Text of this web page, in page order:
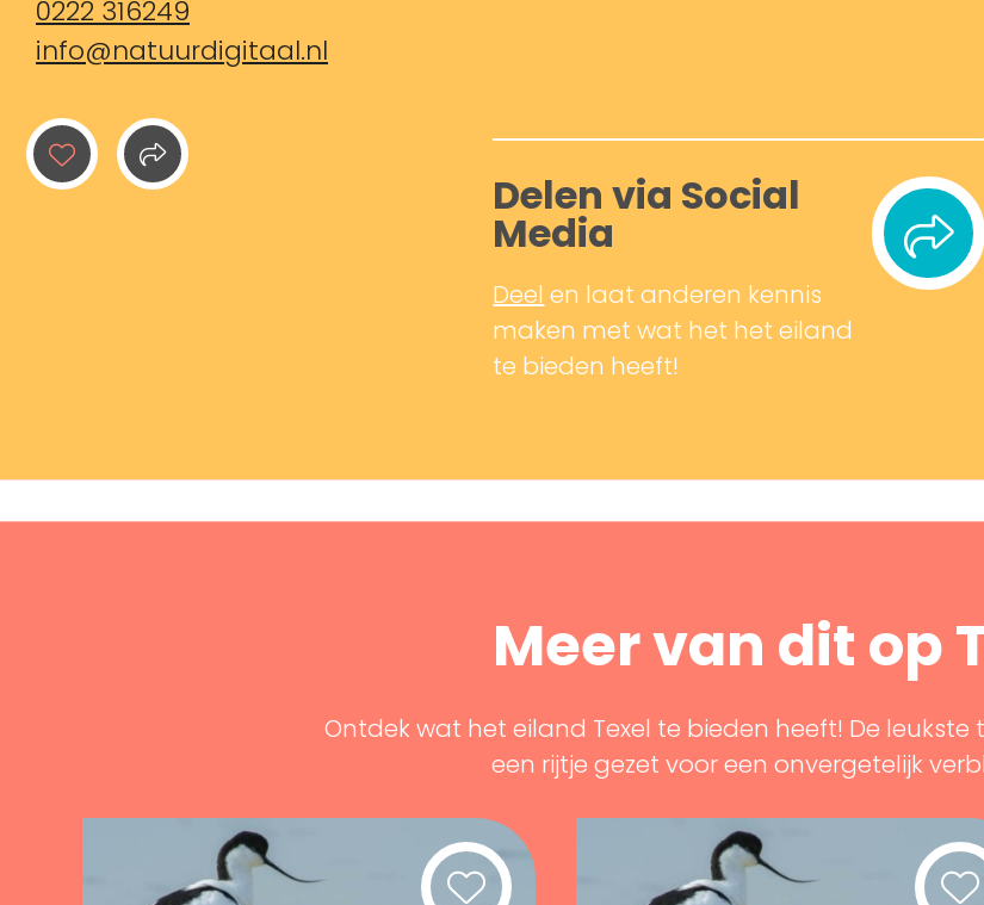
0222 316249
info@natuurdigitaal.nl
Delen via Social
Media
Deel en laat anderen kennis
maken met wat het het eiland
te bieden heeft!
Meer van dit op
Ontdek wat het eiland Texel te bieden heeft! De leukste
een rijtje gezet voor een onvergetelijk